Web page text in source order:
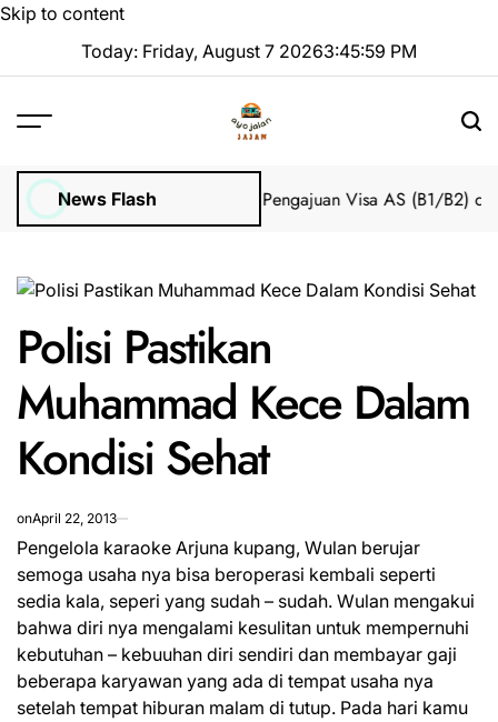
Skip to content
Today: Friday, August 7 20263:45:59 PM
News Flash
2025 Tanpa Stres Bantuan Pengajuan Visa AS (B1/B2) dari
Polisi Pastikan
Muhammad Kece Dalam
Kondisi Sehat
onApril 22, 2013
Pengelola karaoke Arjuna kupang, Wulan berujar
semoga usaha nya bisa beroperasi kembali seperti
sedia kala, seperi yang sudah – sudah. Wulan mengakui
bahwa diri nya mengalami kesulitan untuk mempernuhi
kebutuhan – kebuuhan diri sendiri dan membayar gaji
beberapa karyawan yang ada di tempat usaha nya
setelah tempat hiburan malam di tutup. Pada hari kamu